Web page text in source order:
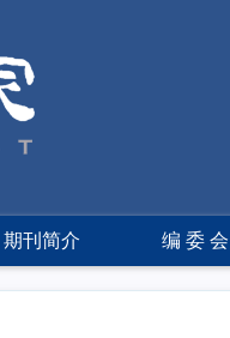
期刊简介 编 委 会